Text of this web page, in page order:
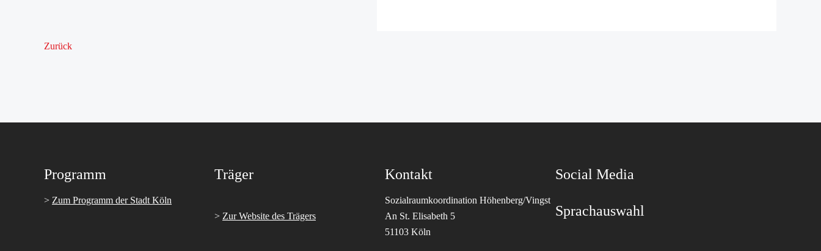
Zurück
Programm
> Zum Programm der Stadt Köln
Träger
> Zur Website des Trägers
Kontakt
Sozialraumkoordination Höhenberg/Vingst
An St. Elisabeth 5
51103 Köln
Social Media
Sprachauswahl